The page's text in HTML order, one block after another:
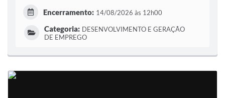
Encerramento: 14/08/2026 às 12h00
Categoria: DESENVOLVIMENTO E GERAÇÃO
DE EMPREGO